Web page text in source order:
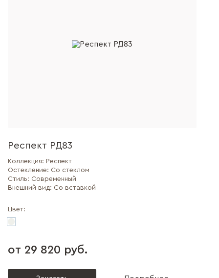
Респект РД83
Коллекция: Респект
Остекление: Со стеклом
Стиль: Современный
Внешний вид: Со вставкой
Цвет:
от 29 820 руб.